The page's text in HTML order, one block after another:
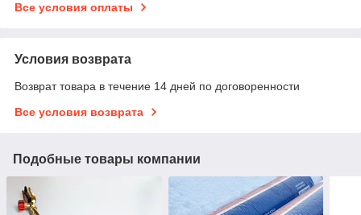
Все условия оплаты
Условия возврата
Возврат товара в течение 14 дней по договоренности
Все условия возврата
Подобные товары компании